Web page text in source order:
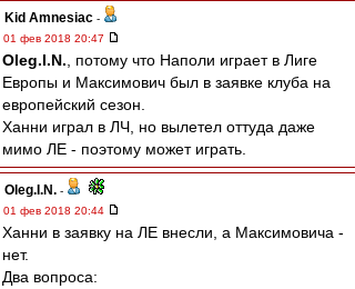
Kid Amnesiac -
01 фев 2018 20:47
Oleg.I.N. , потому что Наполи играет в Лиге
Европы и Максимович был в заявке клуба на
европейский сезон.
Ханни играл в ЛЧ, но вылетел оттуда даже
мимо ЛЕ - поэтому может играть.
Oleg.I.N. -
01 фев 2018 20:44
Ханни в заявку на ЛЕ внесли, а Максимовича -
нет.
Два вопроса: